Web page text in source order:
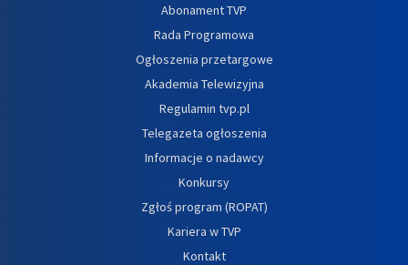
Abonament TVP
Rada Programowa
Ogłoszenia przetargowe
Akademia Telewizyjna
Regulamin tvp.pl
Telegazeta ogłoszenia
Informacje o nadawcy
Konkursy
Zgłoś program (ROPAT)
Kariera w TVP
Kontakt